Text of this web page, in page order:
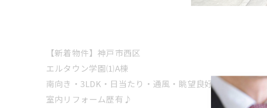
【新着物件】神戸市西区
エルタウン学園⑴A棟
南向き・3LDK・日当たり・通風・眺望良好！
室内リフォーム歴有♪